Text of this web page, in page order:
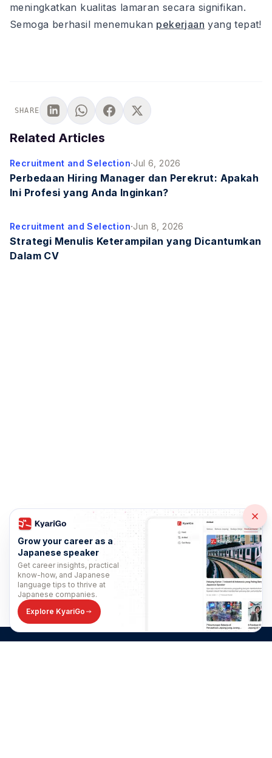
meningkatkan kualitas lamaran secara signifikan.
Semoga berhasil menemukan pekerjaan yang tepat!
SHARE
Related Articles
Recruitment and Selection·Jul 6, 2026
Perbedaan Hiring Manager dan Perekrut: Apakah
Ini Profesi yang Anda Inginkan?
Recruitment and Selection·Jun 8, 2026
Strategi Menulis Keterampilan yang Dicantumkan
Dalam CV
Grow your career as a
Japanese speaker
Get career insights, practical
know-how, and Japanese
language tips to thrive at
Japanese companies.
Explore KyariGo